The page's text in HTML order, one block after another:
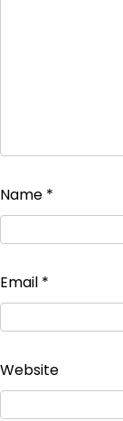
Name *
Email *
Website